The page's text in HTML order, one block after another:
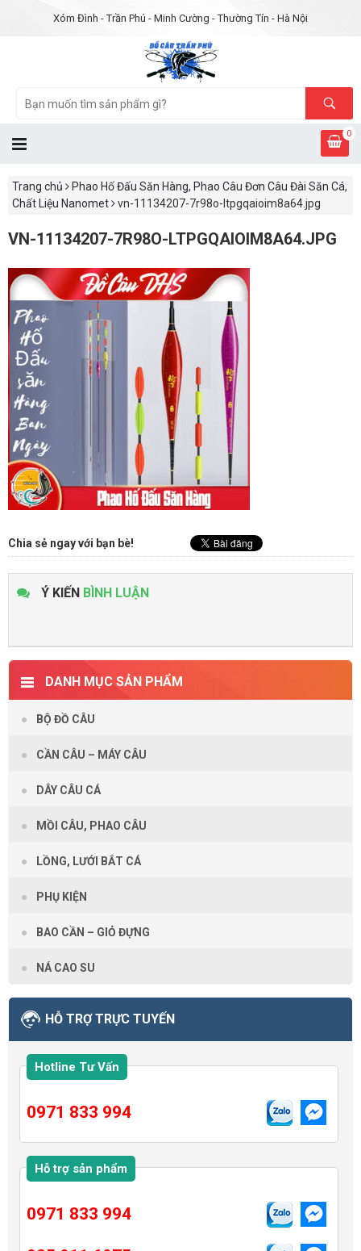
Xóm Đình - Trần Phú - Minh Cường - Thường Tín - Hà Nội
0
Trang chủ
Phao Hố Đấu Săn Hàng, Phao Câu Đơn Câu Đài Săn Cá,
Chất Liệu Nanomet
vn-11134207-7r98o-ltpgqaioim8a64.jpg
VN-11134207-7R98O-LTPGQAIOIM8A64.JPG
Chia sẻ ngay với bạn bè!
Ý KIẾN BÌNH LUẬN
DANH MỤC SẢN PHẨM
BỘ ĐỒ CÂU
CẦN CÂU – MÁY CÂU
DÂY CÂU CÁ
MỒI CÂU, PHAO CÂU
LỒNG, LƯỚI BẮT CÁ
PHỤ KIỆN
BAO CẦN – GIỎ ĐỰNG
NÁ CAO SU
HỖ TRỢ TRỰC TUYẾN
Hotline Tư Vấn
0971 833 994
Hỗ trợ sản phẩm
0971 833 994